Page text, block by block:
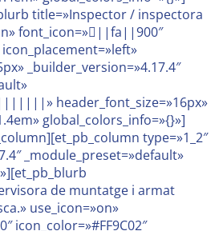
title=»Inspector / inspectora
font_icon=»||fa||900″
icon_placement=»left»
_builder_version=»4.17.4″
header_font_size=»16px»
global_colors_info=»{}»]
type=»1_2″
_module_preset=»default»
de muntatge i armat
use_icon=»on»